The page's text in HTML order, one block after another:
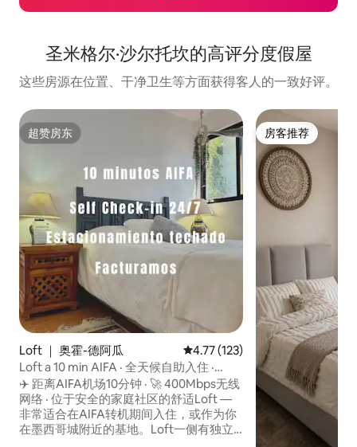
圣米格尔·沙尔托坎的高评分度假屋
这些房源在位置、干净卫生等方面获得客人的一致好评。
超赞房东
超赞房东
Loft ｜ 奥霍-德阿瓜 平均评分 4.77 分（满分 5 分），
4.77 (123)
Loft a 10 min AIFA · 全天候自助入住 ·
Factura
✈️ 距离AIFA机场10分钟 · 🚀 400Mbps无线
网络 · 位于安全的家庭社区的舒适Loft —
非常适合在AIFA转机期间入住，或作为你
在墨西哥城附近的基地。Loft一侧有独立
房客推荐
房客推荐